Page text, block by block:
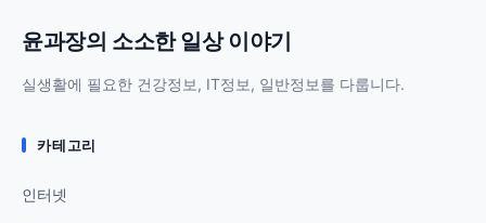
윤과장의 소소한 일상 이야기
실생활에 필요한 건강정보, IT정보, 일반정보를 다룹니다.
카테고리
인터넷